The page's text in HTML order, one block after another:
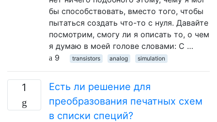
бы способствовать, вместо того, чтобы
пытаться создать что-то с нуля. Давайте
посмотрим, смогу ли я описать то, о чем
я думаю в моей голове словами: С …
9
transistors analog simulation
1
Есть ли решение для
преобразования печатных схем
в списки специй?